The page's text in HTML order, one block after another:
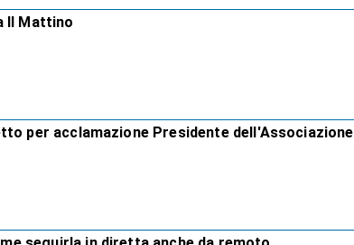
Il Mattino
per acclamazione Presidente dell'Associazione